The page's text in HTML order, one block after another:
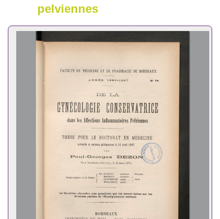
pelviennes